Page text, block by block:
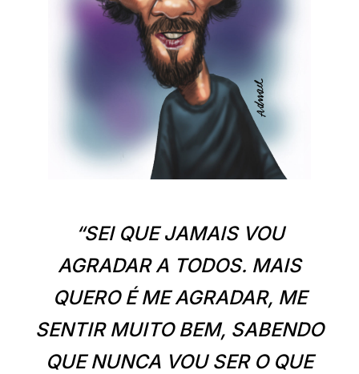
“SEI QUE JAMAIS VOU
AGRADAR A TODOS. MAIS
QUERO É ME AGRADAR, ME
SENTIR MUITO BEM, SABENDO
QUE NUNCA VOU SER O QUE